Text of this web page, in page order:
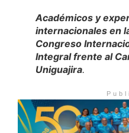
Académicos y
internacionales en
Congreso
Integral frente al
Uniguajira.